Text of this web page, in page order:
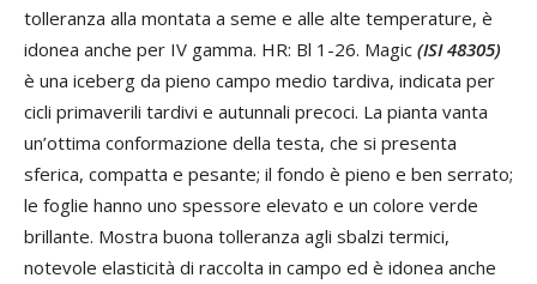
tolleranza alla montata a seme e alle alte temperature, è
idonea anche per IV gamma. HR: Bl 1-26. Magic (ISI 48305)
è una iceberg da pieno campo medio tardiva, indicata per
cicli primaverili tardivi e autunnali precoci. La pianta vanta
un’ottima conformazione della testa, che si presenta
sferica, compatta e pesante; il fondo è pieno e ben serrato;
le foglie hanno uno spessore elevato e un colore verde
brillante. Mostra buona tolleranza agli sbalzi termici,
notevole elasticità di raccolta in campo ed è idonea anche